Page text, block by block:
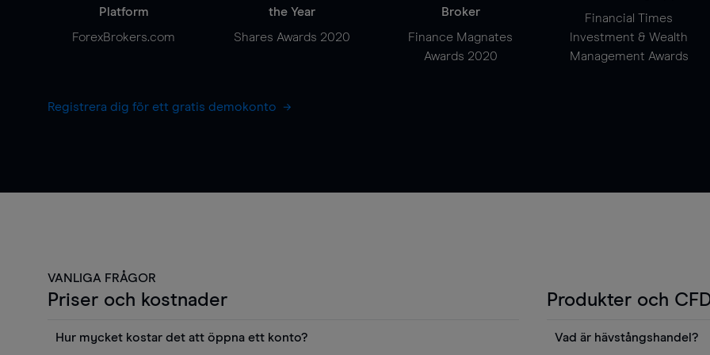
Platform
ForexBrokers.com
the Year
Shares Awards 2020
Broker
Finance Magnates
Awards 2020
Financial Times
Investment & Wealth
Management Awards
Registrera dig för ett gratis demokonto
VANLIGA FRÅGOR
Priser och kostnader
Hur mycket kostar det att öppna ett konto?
Produkter och
Vad är hävstångshandel?